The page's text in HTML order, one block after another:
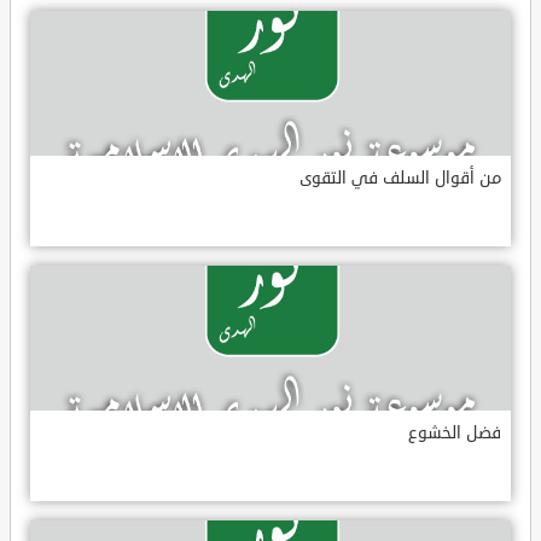
من أقوال السلف في التقوى
فضل الخشوع